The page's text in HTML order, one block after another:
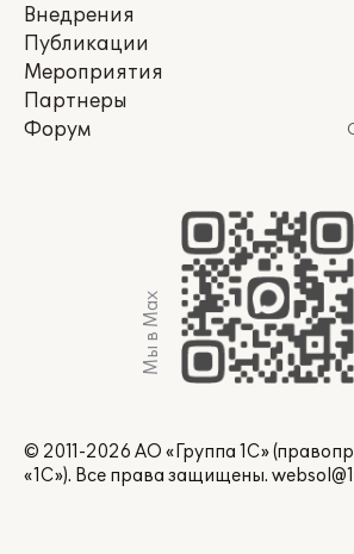
Внедрения
Публикации
Мероприятия
Партнеры
Форум
Мы в Max
© 2011-2026 АО «Группа 1С»
«1С»). Все права защищены.